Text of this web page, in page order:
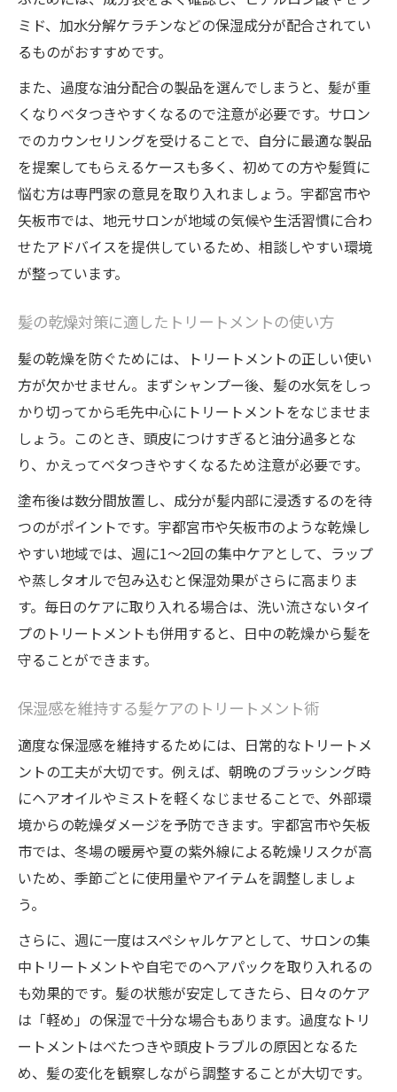
ミド、加水分解ケラチンなどの保湿成分が配合されてい
るものがおすすめです。
また、過度な油分配合の製品を選んでしまうと、髪が重
くなりベタつきやすくなるので注意が必要です。サロン
でのカウンセリングを受けることで、自分に最適な製品
を提案してもらえるケースも多く、初めての方や髪質に
悩む方は専門家の意見を取り入れましょう。宇都宮市や
矢板市では、地元サロンが地域の気候や生活習慣に合わ
せたアドバイスを提供しているため、相談しやすい環境
が整っています。
髪の乾燥対策に適したトリートメントの使い方
髪の乾燥を防ぐためには、トリートメントの正しい使い
方が欠かせません。まずシャンプー後、髪の水気をしっ
かり切ってから毛先中心にトリートメントをなじませま
しょう。このとき、頭皮につけすぎると油分過多とな
り、かえってベタつきやすくなるため注意が必要です。
塗布後は数分間放置し、成分が髪内部に浸透するのを待
つのがポイントです。宇都宮市や矢板市のような乾燥し
やすい地域では、週に1～2回の集中ケアとして、ラップ
や蒸しタオルで包み込むと保湿効果がさらに高まりま
す。毎日のケアに取り入れる場合は、洗い流さないタイ
プのトリートメントも併用すると、日中の乾燥から髪を
守ることができます。
保湿感を維持する髪ケアのトリートメント術
適度な保湿感を維持するためには、日常的なトリートメ
ントの工夫が大切です。例えば、朝晩のブラッシング時
にヘアオイルやミストを軽くなじませることで、外部環
境からの乾燥ダメージを予防できます。宇都宮市や矢板
市では、冬場の暖房や夏の紫外線による乾燥リスクが高
いため、季節ごとに使用量やアイテムを調整しましょ
う。
さらに、週に一度はスペシャルケアとして、サロンの集
中トリートメントや自宅でのヘアパックを取り入れるの
も効果的です。髪の状態が安定してきたら、日々のケア
は「軽め」の保湿で十分な場合もあります。過度なトリ
ートメントはべたつきや頭皮トラブルの原因となるた
め、髪の変化を観察しながら調整することが大切です。